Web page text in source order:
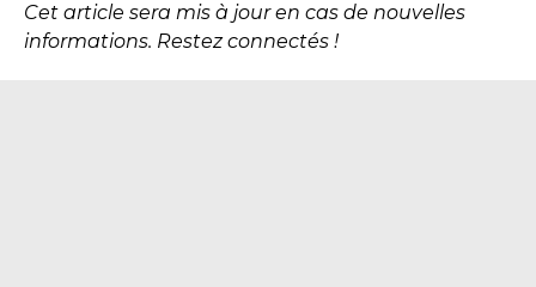
Cet article sera mis à jour en cas de nouvelles
informations. Restez connectés !